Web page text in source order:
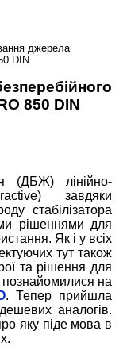
джерела
DIN
850 DIN
(ДБЖ) лінійно-
завдяки
стабілізатора
рішеннями для
Як і у всіх
тут також
та рішення для
на
. Тепер прийшла
аналогів.
яку піде мова в